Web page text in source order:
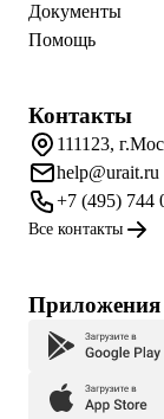
Документы
Помощь
Контакты
111123,
help@urait.ru
+7 (495) 744
Все контакты
Приложения